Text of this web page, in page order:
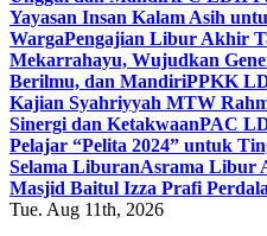
Yayasan Insan Kalam Asih
WargaPengajian Libur Akhir
Mekarrahayu, Wujudkan
Berilmu, dan MandiriPPKK
Kajian Syahriyyah MTW
Sinergi dan KetakwaanPAC
Pelajar “Pelita 2024” untuk
Selama LiburanAsrama Libur
Masjid Baitul Izza Prafi
Tue. Aug 11th, 2026